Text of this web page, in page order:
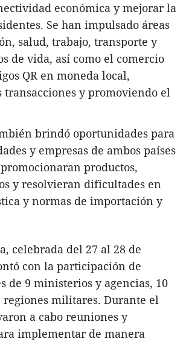
económica y mejorar la
Se han impulsado áreas
salud, trabajo, transporte y
de vida, así como el comercio
QR en moneda local,
y promoviendo el
brindó oportunidades para
y empresas de ambos países
productos,
y resolvieran dificultades en
y normas de importación y
celebrada del 27 al 28 de
con la participación de
de 9 ministerios y agencias, 10
militares. Durante el
a cabo reuniones y
implementar de manera